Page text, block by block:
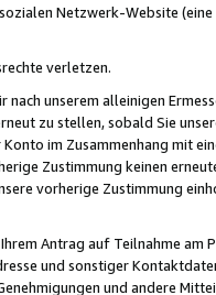
Netzwerk-Website
verletzen.
nach unserem alleinigen
zu stellen, sobald Sie
im Zusammenhang mit
Zustimmung keinen
vorherige Zustimmung
Antrag auf Teilnahme
und sonstiger
und andere